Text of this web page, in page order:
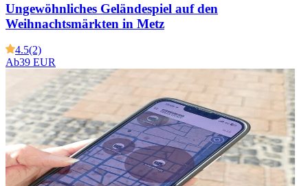
Ungewöhnliches Geländespiel auf den
Weihnachtsmärkten in Metz
4.5(2)
Ab39 EUR